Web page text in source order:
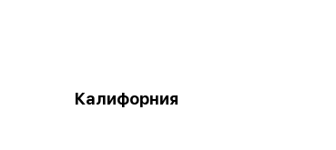
Калифорния